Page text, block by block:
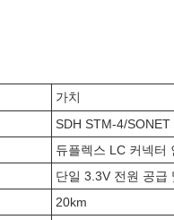
가치
SDH STM-4/
듀플렉스 LC 커넥터
단일 3.3V 전원 공급
20km